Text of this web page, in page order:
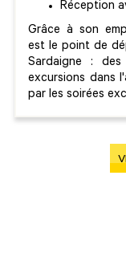
Réception
Grâce à son
est le point de
Sardaigne :
excursions dans
par les soirées